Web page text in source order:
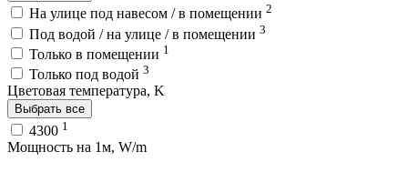
На улице под навесом / в помещении 2
Под водой / на улице / в помещении 3
Только в помещении 1
Только под водой 3
Цветовая температура, K
Выбрать все
4300 1
Мощность на 1м, W/m